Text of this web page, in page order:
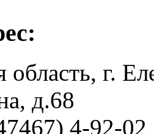
область, г.
д.68
4-92-02